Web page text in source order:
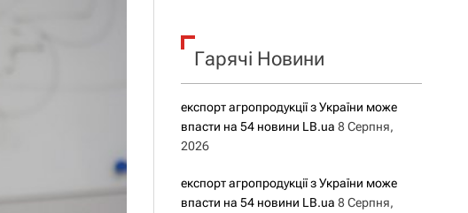
у
к
Гарячі Новини
експорт агропродукції з України може
впасти на 54 новини LB.ua 8 Серпня,
2026
експорт агропродукції з України може
впасти на 54 новини LB.ua 8 Серпня,